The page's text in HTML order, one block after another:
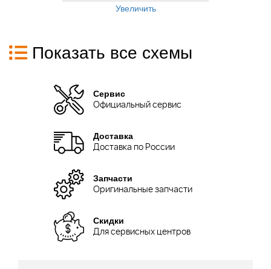
Увеличить
Показать все схемы
Сервис
Официальный сервис
Доставка
Доставка по России
Запчасти
Оригинальные запчасти
Скидки
Для сервисных центров